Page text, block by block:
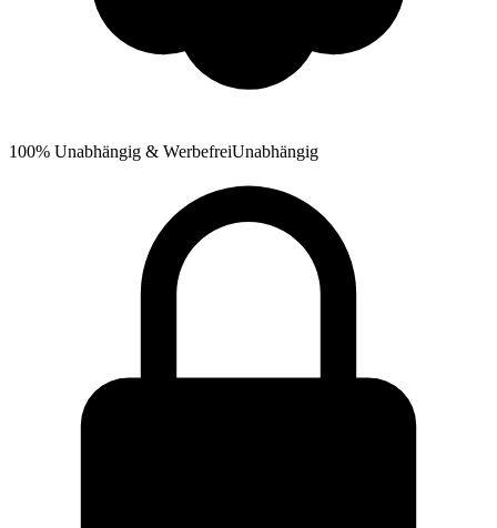
100% Unabhängig & WerbefreiUnabhängig